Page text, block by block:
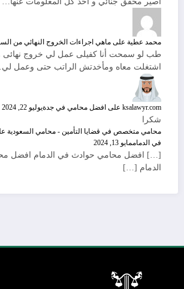
محمد عطية علىماهي اجراءات الخروج النهائي من
طب لو سمحت أنا كفيلى عمل لي خروج نهائى
اشتغلت معاه ومأخدتش الراتب حتى وعمل
ksalawyr.com علىافضل محامي في جدةيوليو 22, 2024
شكرا
محامي متخصص في قضايا التأمين - محامي السعودية
في الدماممايو 13, 2024
[…] افضل محامي حوادث في الدمام افضل
الدمام […]